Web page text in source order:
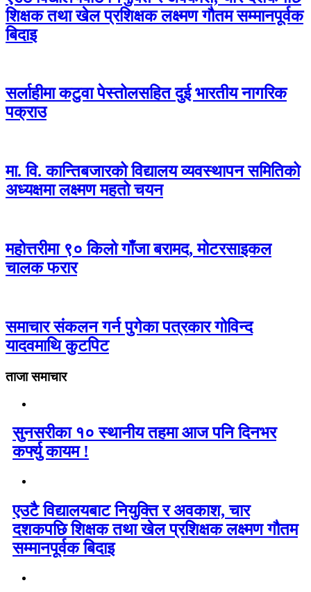
शिक्षक तथा खेल प्रशिक्षक लक्ष्मण गौतम सम्मानपूर्वक
बिदाइ
सर्लाहीमा कटुवा पेस्तोलसहित दुई भारतीय नागरिक
पक्राउ
मा. वि. कान्तिबजारको विद्यालय व्यवस्थापन समितिको
अध्यक्षमा लक्ष्मण महतो चयन
महोत्तरीमा ९० किलो गाँजा बरामद, मोटरसाइकल
चालक फरार
समाचार संकलन गर्न पुगेका पत्रकार गोविन्द
यादवमाथि कुटपिट
ताजा समाचार
सुनसरीका १० स्थानीय तहमा आज पनि दिनभर
कर्फ्यु कायम !
एउटै विद्यालयबाट नियुक्ति र अवकाश, चार
दशकपछि शिक्षक तथा खेल प्रशिक्षक लक्ष्मण गौतम
सम्मानपूर्वक बिदाइ